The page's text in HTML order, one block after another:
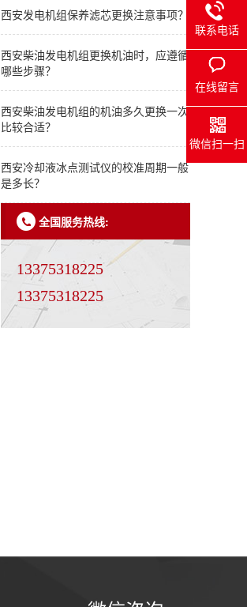
西安发电机组保养滤芯更换注意事项？
西安柴油发电机组更换机油时，应遵循
哪些步骤？
西安柴油发电机组的机油多久更换一次
比较合适？
西安冷却液冰点测试仪的校准周期一般
是多长？
全国服务热线:
13375318225
13375318225
联系电话
在线留言
微信扫一扫